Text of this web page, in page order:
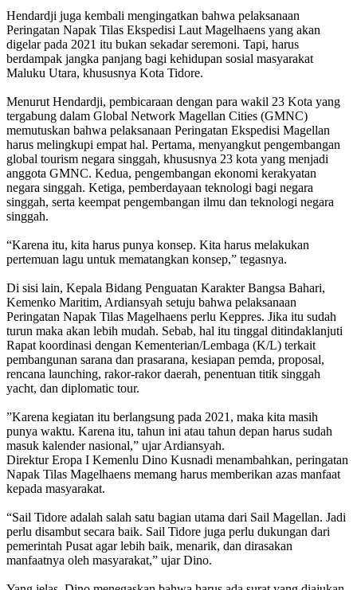
Hendardji juga kembali mengingatkan bahwa pelaksanaan
Peringatan Napak Tilas Ekspedisi Laut Magelhaens yang akan
digelar pada 2021 itu bukan sekadar seremoni. Tapi, harus
berdampak jangka panjang bagi kehidupan sosial masyarakat
Maluku Utara, khususnya Kota Tidore.
Menurut Hendardji, pembicaraan dengan para wakil 23 Kota yang
tergabung dalam Global Network Magellan Cities (GMNC)
memutuskan bahwa pelaksanaan Peringatan Ekspedisi Magellan
harus melingkupi empat hal. Pertama, menyangkut pengembangan
global tourism negara singgah, khususnya 23 kota yang menjadi
anggota GMNC. Kedua, pengembangan ekonomi kerakyatan
negara singgah. Ketiga, pemberdayaan teknologi bagi negara
singgah, serta keempat pengembangan ilmu dan teknologi negara
singgah.
“Karena itu, kita harus punya konsep. Kita harus melakukan
pertemuan lagu untuk mematangkan konsep,” tegasnya.
Di sisi lain, Kepala Bidang Penguatan Karakter Bangsa Bahari,
Kemenko Maritim, Ardiansyah setuju bahwa pelaksanaan
Peringatan Napak Tilas Magelhaens perlu Keppres. Jika itu sudah
turun maka akan lebih mudah. Sebab, hal itu tinggal ditindaklanjuti
Rapat koordinasi dengan Kementerian/Lembaga (K/L) terkait
pembangunan sarana dan prasarana, kesiapan pemda, proposal,
rencana launching, rakor-rakor daerah, penentuan titik singgah
yacht, dan diplomatic tour.
”Karena kegiatan itu berlangsung pada 2021, maka kita masih
punya waktu. Karena itu, tahun ini atau tahun depan harus sudah
masuk kalender nasional,” ujar Ardiansyah.
Direktur Eropa I Kemenlu Dino Kusnadi menambahkan, peringatan
Napak Tilas Magelhaens memang harus memberikan azas manfaat
kepada masyarakat.
“Sail Tidore adalah salah satu bagian utama dari Sail Magellan. Jadi
perlu disambut secara baik. Sail Tidore juga perlu dukungan dari
pemerintah Pusat agar lebih baik, menarik, dan dirasakan
manfaatnya oleh masyarakat,” ujar Dino.